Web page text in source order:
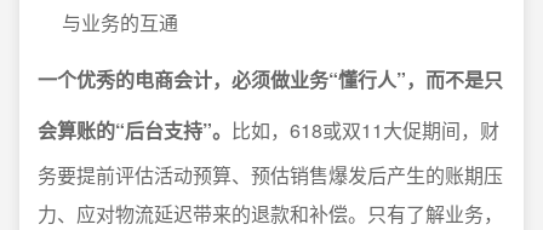
与业务的互通
一个优秀的电商会计，必须做业务“懂行人”，而不是只
会算账的“后台支持”。 比如，618或双11大促期间，财
务要提前评估活动预算、预估销售爆发后产生的账期压
力、应对物流延迟带来的退款和补偿。只有了解业务，